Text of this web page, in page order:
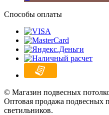
Способы оплаты
© Магазин подвесных
Оптовая продажа подвесных
светильников.